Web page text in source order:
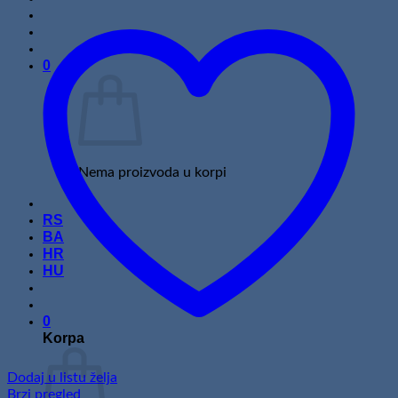
0
Nema proizvoda u korpi
RS
BA
HR
HU
0
Korpa
Dodaj u listu želja
Brzi pregled